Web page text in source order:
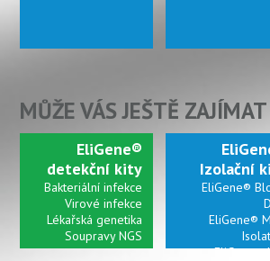
MŮŽE VÁS JEŠTĚ ZAJÍMAT
EliGene®
detekční kity
Bakteriální infekce
Virové infekce
Lékařská genetika
Soupravy NGS
Izolační
EliGene®
EliGene®
EliGene®